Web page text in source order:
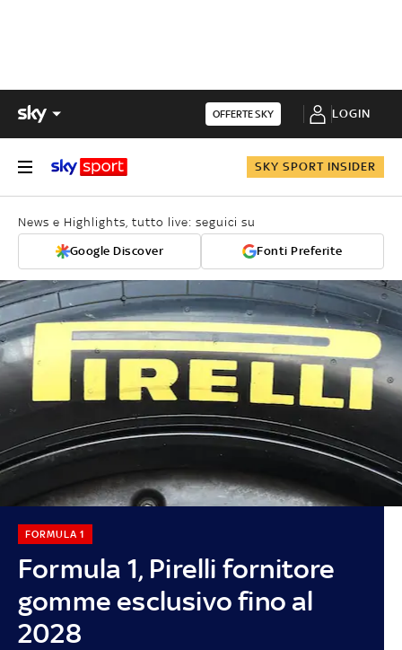
OFFERTE SKY LOGIN
SKY SPORT INSIDER
News e Highlights, tutto live: seguici su
Google Discover Fonti Preferite
Formula 1, Pirelli fornitore
gomme esclusivo fino al
2028
FORMULA 1